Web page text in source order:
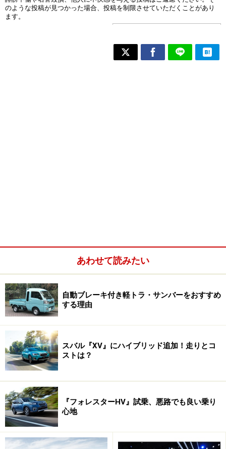
あわせて読みたい
自動ブレーキ付き軽トラ・サンバーをおすすめ
する理由
スバル『XV』にハイブリッド追加！走りとコ
ストは？
『フォレスターHV』試乗、悪路でも良い乗り
心地